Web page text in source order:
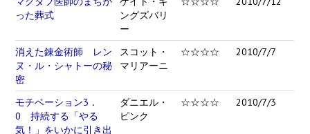
った葬式
ングズバリ
ー
消えた錬金術師 レン
ヌ・ル・シャトーの秘
密
スコット・
マリアーニ
☆☆☆☆ 2010/7/7
モチベーション3．
0 持続する「やる
気！」をいかに引き出
ダニエル・
ピンク
☆☆☆☆ 2010/7/3